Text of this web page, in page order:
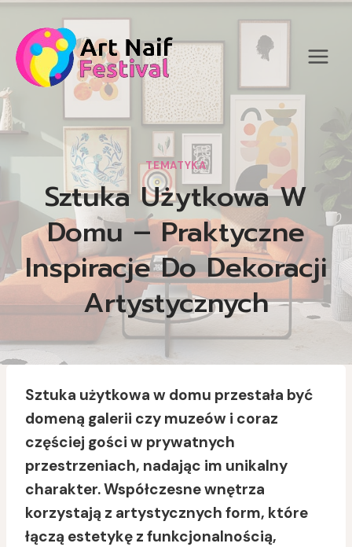
treści
TEMATYKA
Sztuka Użytkowa W
Domu – Praktyczne
Inspiracje Do Dekoracji
Artystycznych
Sztuka użytkowa w domu przestała być
domeną galerii czy muzeów i coraz
częściej gości w prywatnych
przestrzeniach, nadając im unikalny
charakter. Współczesne wnętrza
korzystają z artystycznych form, które
łączą estetykę z funkcjonalnością,